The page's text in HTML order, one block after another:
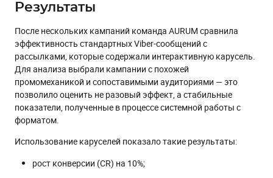
Результаты
После нескольких кампаний команда AURUM сравнила
эффективность стандартных Viber-сообщений с
рассылками, которые содержали интерактивную карусель.
Для анализа выбрали кампании с похожей
промомеханикой и сопоставимыми аудиториями — это
позволило оценить не разовый эффект, а стабильные
показатели, полученные в процессе системной работы с
форматом.
Использование каруселей показало такие результаты:
рост конверсии (CR) на 10%;